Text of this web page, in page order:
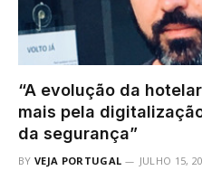
“A evolução da
mais pela
da segurança”
BY VEJA PORTUGAL JULHO 15,